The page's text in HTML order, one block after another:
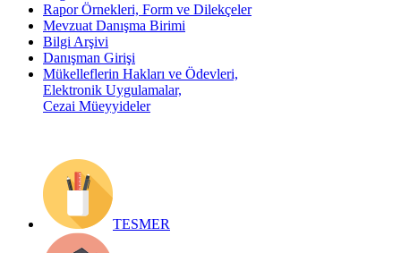
Rapor Örnekleri, Form ve Dilekçeler
Mevzuat Danışma Birimi
Bilgi Arşivi
Danışman Girişi
Mükelleflerin Hakları ve Ödevleri,
Elektronik Uygulamalar,
Cezai Müeyyideler
TESMER